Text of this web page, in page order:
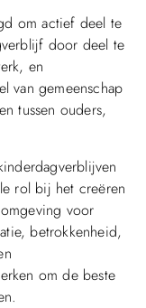
om actief deel te
door deel te
en
van gemeenschap
tussen ouders,
rol bij het creëren
voor
betrokkenheid,
om de beste